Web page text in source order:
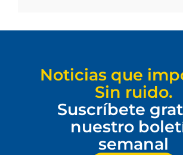
Noticias que
Sin ruido.
Suscríbete
nuestro
semanal